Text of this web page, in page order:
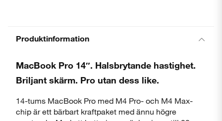
Produktinformation
MacBook Pro 14″. Halsbrytande hastighet.
Briljant skärm. Pro utan dess like.
14-tums MacBook Pro med M4 Pro- och M4 Max-
chip är ett bärbart kraftpaket med ännu högre